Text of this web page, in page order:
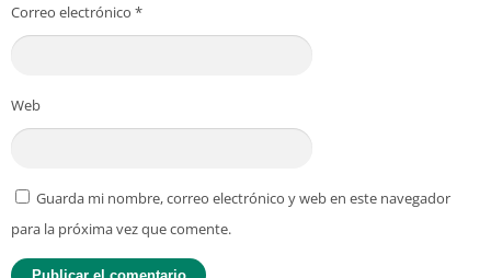
Correo electrónico *
Web
Guarda mi nombre, correo electrónico y web en este navegador
para la próxima vez que comente.